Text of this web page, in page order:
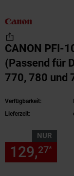
CANON PFI-
(Passend für
770, 780 und
Verfügbarkeit:
Lieferzeit:
NUR
129,27*